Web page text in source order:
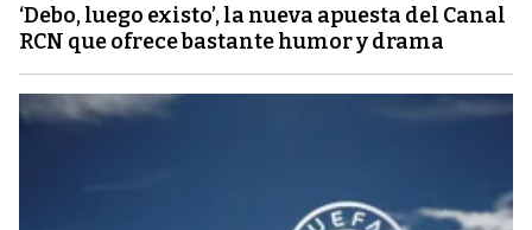
‘Debo, luego existo’, la nueva apuesta del Canal
RCN que ofrece bastante humor y drama